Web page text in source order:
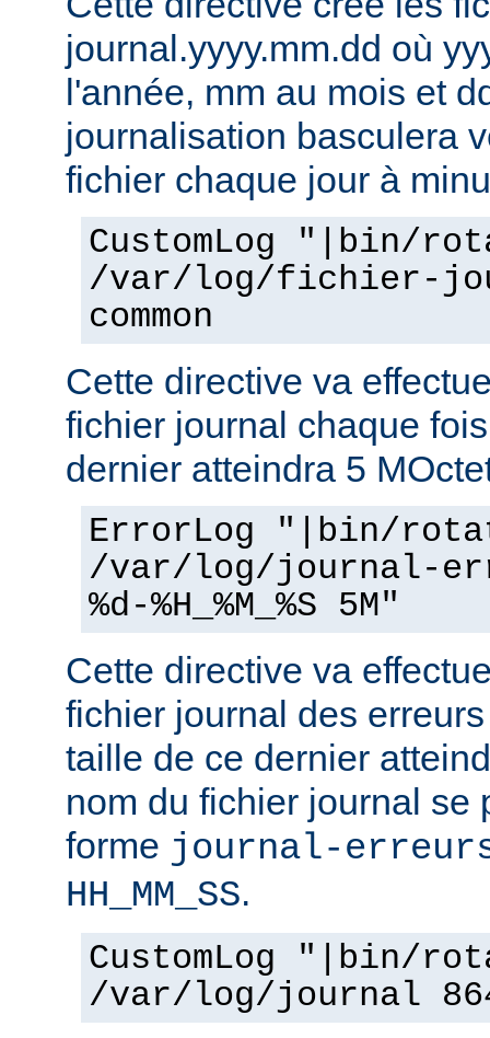
journal.yyyy.mm.dd où
l'année, mm au mois et
journalisation basculera
fichier chaque jour à
CustomLog "|bin/
/var/log/fichier-
common
Cette directive va
fichier journal chaque
dernier atteindra 5
ErrorLog "|bin/
/var/log/journal-
%d-%H_%M_%S 5M"
Cette directive va
fichier journal des
taille de ce dernier
nom du fichier journal se
forme journal-
HH_MM_SS.
CustomLog "|bin/
/var/log/journal